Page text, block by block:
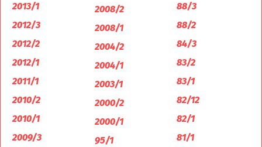
2013/1
2012/3
2012/2
2012/1
2011/1
2010/2
2010/1
2009/3
2008/2
2008/1
2004/2
2004/1
2003/1
2000/2
2000/1
95/1
88/3
88/2
84/3
83/2
83/1
82/12
82/1
81/1